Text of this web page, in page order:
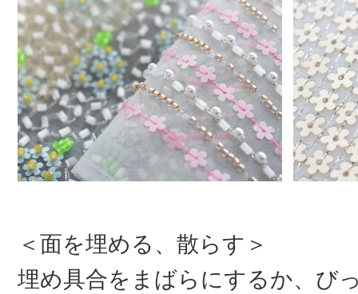
＜面を埋める、散らす＞
埋め具合をまばらにするか、び